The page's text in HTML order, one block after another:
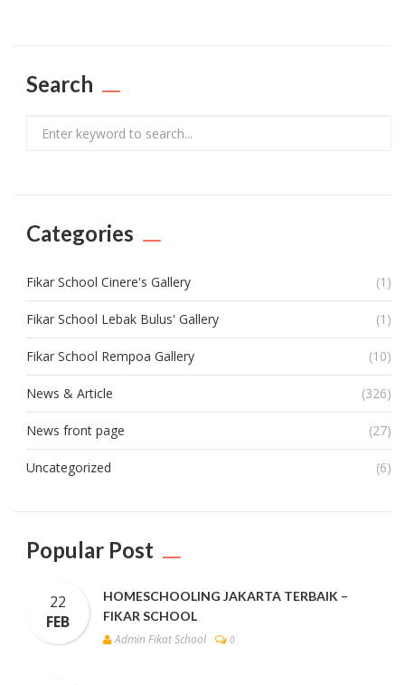
Search
Categories
Fikar School Cinere's Gallery (1)
Fikar School Lebak Bulus' Gallery (1)
Fikar School Rempoa Gallery (10)
News & Article (326)
News front page (27)
Uncategorized (6)
Popular Post
22
FEB
HOMESCHOOLING JAKARTA TERBAIK –
FIKAR SCHOOL
Admin Fikat School
0